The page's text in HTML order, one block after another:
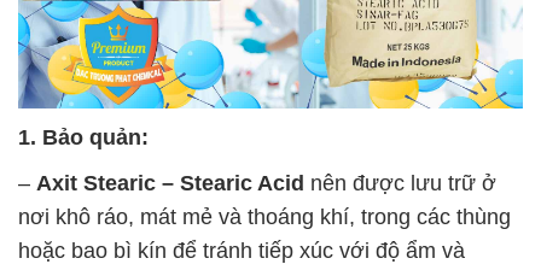
1. Bảo quản:
– Axit Stearic – Stearic Acid nên được lưu trữ ở
nơi khô ráo, mát mẻ và thoáng khí, trong các thùng
hoặc bao bì kín để tránh tiếp xúc với độ ẩm và